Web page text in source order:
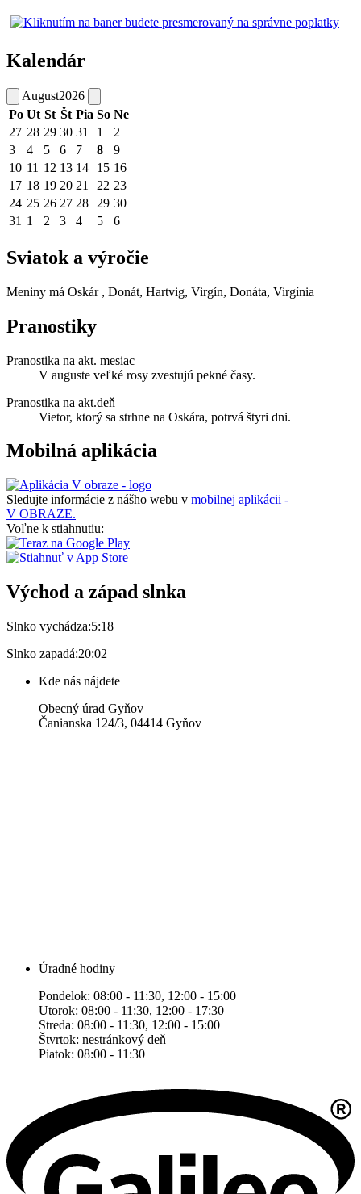
Kalendár
August2026
Po Ut St Št Pia So Ne
27 28 29 30 31 1
2
3
4 5 6 7 8
9
10 11 12 13 14 15 16
17 18 19 20 21 22 23
24 25 26 27 28 29 30
31 1 2 3 4 5 6
Sviatok a výročie
Meniny má Oskár , Donát, Hartvig, Virgín, Donáta, Virgínia
Pranostiky
Pranostika na akt. mesiac
V auguste veľké rosy zvestujú pekné časy.
Pranostika na akt.deň
Vietor, ktorý sa strhne na Oskára, potrvá štyri dni.
Mobilná aplikácia
Sledujte informácie z nášho webu v mobilnej aplikácii -
V OBRAZE.
Voľne k stiahnutiu:
Východ a západ slnka
Slnko vychádza:5:18
Slnko zapadá:20:02
Kde nás nájdete
Obecný úrad Gyňov
Čanianska 124/3, 04414 Gyňov
Úradné hodiny
Pondelok: 08:00 - 11:30, 12:00 - 15:00
Utorok: 08:00 - 11:30, 12:00 - 17:30
Streda: 08:00 - 11:30, 12:00 - 15:00
Štvrtok: nestránkový deň
Piatok: 08:00 - 11:30